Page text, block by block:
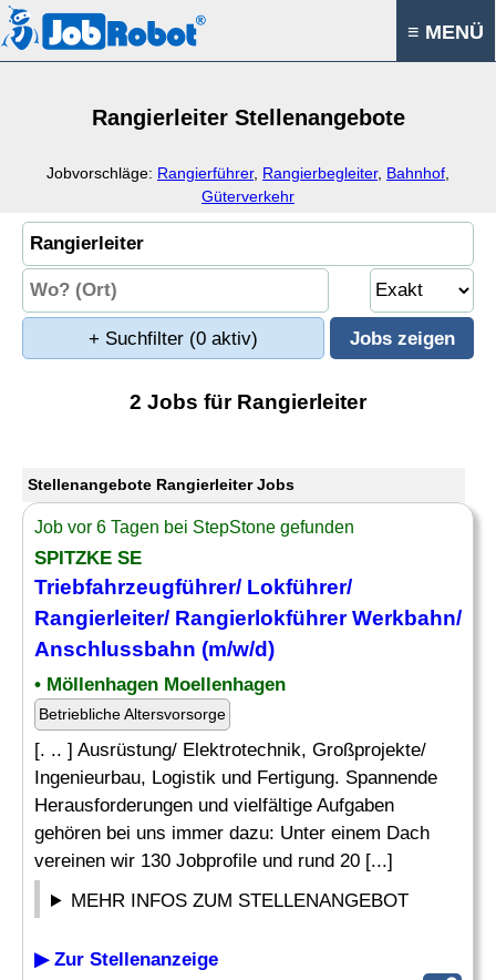
≡ MENÜ
Rangierleiter Stellenangebote
Jobvorschläge: Rangierführer, Rangierbegleiter, Bahnhof
Güterverkehr
+ Suchfilter (0 aktiv)
2 Jobs für Rangierleiter
Stellenangebote Rangierleiter Jobs
Job vor 6 Tagen bei StepStone gefunden
SPITZKE SE
Triebfahrzeugführer/ Lokführer/
Rangierleiter/ Rangierlokführer Werkbahn/
Anschlussbahn (m/w/d)
• Möllenhagen Moellenhagen
Betriebliche Altersvorsorge
[. .. ] Ausrüstung/ Elektrotechnik, Großprojekte/
Ingenieurbau, Logistik und Fertigung. Spannende
Herausforderungen und vielfältige Aufgaben
gehören bei uns immer dazu: Unter einem Dach
vereinen wir 130 Jobprofile und rund 20 [...]
MEHR INFOS ZUM STELLENANGEBOT
▶ Zur Stellenanzeige